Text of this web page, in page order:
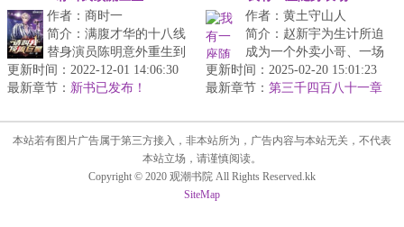
作者：商时一
简介：满腹才华的十八线
替身演员陈明意外重生到
平行世界。在这个文娱兴
盛的大一统世界，他要让
更新时间：2022-12-01 14:06:30
最新章节： 新书已发布！
作者：黄土守山人
简介：赵新宇为生计所迫
成为一个外卖小哥、一场
横祸让他意外得到一个逆
天空间。看赵新宇如何利
更新时间：2025-02-20 15:01:23
最新章节： 第三千四百八十一章
本站若有图片广告属于第三方接入，非本站所为，广告内容与本站无关，不代表
本站立场，请谨慎阅读。
Copyright © 2020 观潮书院 All Rights Reserved.kk
SiteMap